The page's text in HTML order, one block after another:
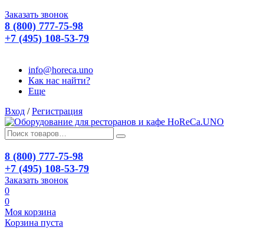
Заказать звонок
8 (800) 777-75-98
+7 (495) 108-53-79
info@horeca.uno
Как нас найти?
Еще
Вход / Регистрация
8 (800) 777-75-98
+7 (495) 108-53-79
Заказать звонок
0
0
Моя корзина
Корзина пуста